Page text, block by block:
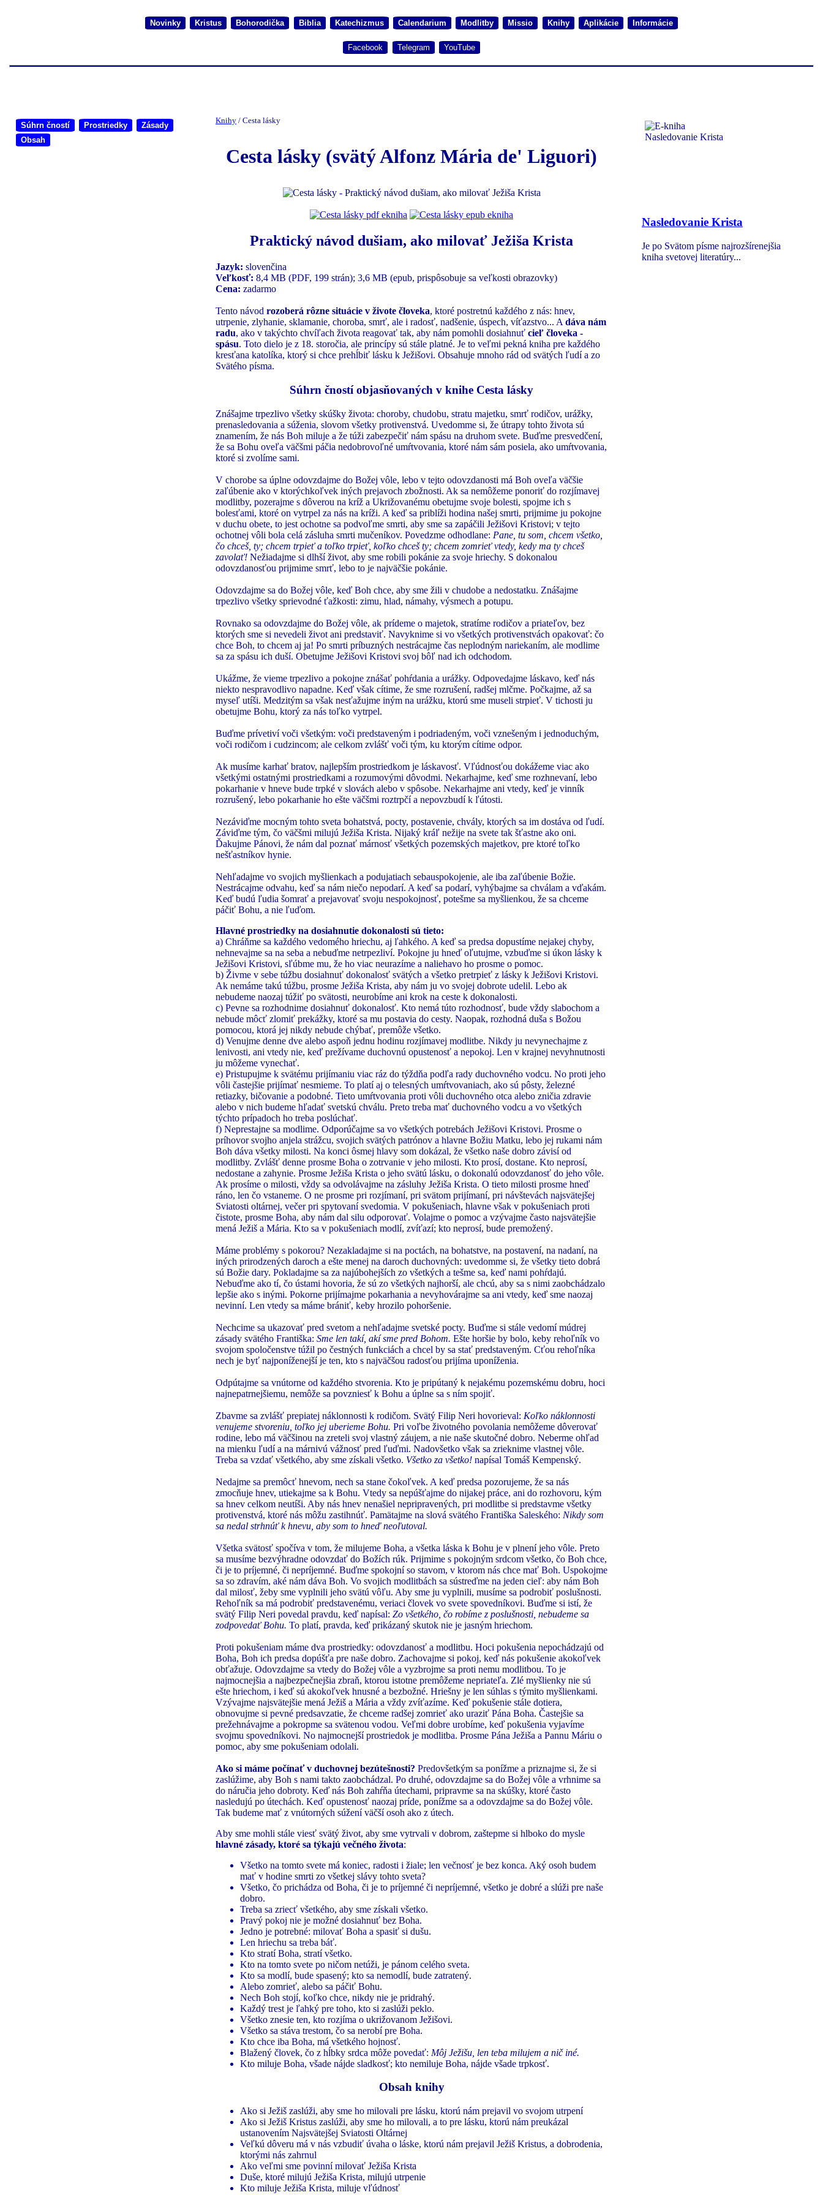
Novinky Kristus Bohorodička Biblia Katechizmus Calendarium Modlitby Missio Knihy Aplikácie Informácie
Facebook Telegram YouTube
Súhrn čností Prostriedky
Zásady
Obsah
Knihy / Cesta lásky
Cesta lásky (svätý Alfonz Mária de' Liguori)
Praktický návod dušiam, ako milovať Ježiša Krista
Jazyk: slovenčina
Veľkosť: 8,4 MB (PDF, 199 strán); 3,6 MB (epub, prispôsobuje sa veľkosti obrazovky)
Cena: zadarmo
Tento návod rozoberá rôzne situácie v živote človeka, ktoré postretnú každého z nás: hnev,
utrpenie, zlyhanie, sklamanie, choroba, smrť, ale i radosť, nadšenie, úspech, víťazstvo... A dáva nám
radu, ako v takýchto chvíľach života reagovať tak, aby nám pomohli dosiahnuť cieľ človeka -
spásu. Toto dielo je z 18. storočia, ale princípy sú stále platné. Je to veľmi pekná kniha pre každého
kresťana katolíka, ktorý si chce prehĺbiť lásku k Ježišovi. Obsahuje mnoho rád od svätých ľudí a zo
Svätého písma.
Súhrn čností objasňovaných v knihe Cesta lásky
Znášajme trpezlivo všetky skúšky života: choroby, chudobu, stratu majetku, smrť rodičov, urážky,
prenasledovania a súženia, slovom všetky protivenstvá. Uvedomme si, že útrapy tohto života sú
znamením, že nás Boh miluje a že túži zabezpečiť nám spásu na druhom svete. Buďme presvedčení,
že sa Bohu oveľa väčšmi páčia nedobrovoľné umŕtvovania, ktoré nám sám posiela, ako umŕtvovania,
ktoré si zvolíme sami.
V chorobe sa úplne odovzdajme do Božej vôle, lebo v tejto odovzdanosti má Boh oveľa väčšie
zaľúbenie ako v ktorýchkoľvek iných prejavoch zbožnosti. Ak sa nemôžeme ponoriť do rozjímavej
modlitby, pozerajme s dôverou na kríž a Ukrižovanému obetujme svoje bolesti, spojme ich s
bolesťami, ktoré on vytrpel za nás na kríži. A keď sa priblíži hodina našej smrti, prijmime ju pokojne
v duchu obete, to jest ochotne sa podvoľme smrti, aby sme sa zapáčili Ježišovi Kristovi; v tejto
ochotnej vôli bola celá zásluha smrti mučeníkov. Povedzme odhodlane: Pane, tu som, chcem všetko,
čo chceš, ty; chcem trpieť a toľko trpieť, koľko chceš ty; chcem zomrieť vtedy, kedy ma ty chceš
zavolať! Nežiadajme si dlhší život, aby sme robili pokánie za svoje hriechy. S dokonalou
odovzdanosťou prijmime smrť, lebo to je najväčšie pokánie.
Odovzdajme sa do Božej vôle, keď Boh chce, aby sme žili v chudobe a nedostatku. Znášajme
trpezlivo všetky sprievodné ťažkosti: zimu, hlad, námahy, výsmech a potupu.
Rovnako sa odovzdajme do Božej vôle, ak prídeme o majetok, stratíme rodičov a priateľov, bez
ktorých sme si nevedeli život ani predstaviť. Navyknime si vo všetkých protivenstvách opakovať: čo
chce Boh, to chcem aj ja! Po smrti príbuzných nestrácajme čas neplodným nariekaním, ale modlime
sa za spásu ich duší. Obetujme Ježišovi Kristovi svoj bôľ nad ich odchodom.
Ukážme, že vieme trpezlivo a pokojne znášať pohŕdania a urážky. Odpovedajme láskavo, keď nás
niekto nespravodlivo napadne. Keď však cítime, že sme rozrušení, radšej mlčme. Počkajme, až sa
myseľ utíši. Medzitým sa však nesťažujme iným na urážku, ktorú sme museli strpieť. V tichosti ju
obetujme Bohu, ktorý za nás toľko vytrpel.
Buďme prívetiví voči všetkým: voči predstaveným i podriadeným, voči vznešeným i jednoduchým,
voči rodičom i cudzincom; ale celkom zvlášť voči tým, ku ktorým cítime odpor.
Ak musíme karhať bratov, najlepším prostriedkom je láskavosť. Vľúdnosťou dokážeme viac ako
všetkými ostatnými prostriedkami a rozumovými dôvodmi. Nekarhajme, keď sme rozhnevaní, lebo
pokarhanie v hneve bude trpké v slovách alebo v spôsobe. Nekarhajme ani vtedy, keď je vinník
rozrušený, lebo pokarhanie ho ešte väčšmi roztrpčí a nepovzbudí k ľútosti.
Nezáviďme mocným tohto sveta bohatstvá, pocty, postavenie, chvály, ktorých sa im dostáva od ľudí.
Záviďme tým, čo väčšmi milujú Ježiša Krista. Nijaký kráľ nežije na svete tak šťastne ako oni.
Ďakujme Pánovi, že nám dal poznať márnosť všetkých pozemských majetkov, pre ktoré toľko
nešťastníkov hynie.
Nehľadajme vo svojich myšlienkach a podujatiach sebauspokojenie, ale iba zaľúbenie Božie.
Nestrácajme odvahu, keď sa nám niečo nepodarí. A keď sa podarí, vyhýbajme sa chválam a vďakám.
Keď budú ľudia šomrať a prejavovať svoju nespokojnosť, potešme sa myšlienkou, že sa chceme
páčiť Bohu, a nie ľuďom.
Hlavné prostriedky na dosiahnutie dokonalosti sú tieto:
a) Chráňme sa každého vedomého hriechu, aj ľahkého. A keď sa predsa dopustíme nejakej chyby,
nehnevajme sa na seba a nebuďme netrpezliví. Pokojne ju hneď oľutujme, vzbuďme si úkon lásky k
Ježišovi Kristovi, sľúbme mu, že ho viac neurazíme a naliehavo ho prosme o pomoc.
b) Živme v sebe túžbu dosiahnuť dokonalosť svätých a všetko pretrpieť z lásky k Ježišovi Kristovi.
Ak nemáme takú túžbu, prosme Ježiša Krista, aby nám ju vo svojej dobrote udelil. Lebo ak
nebudeme naozaj túžiť po svätosti, neurobíme ani krok na ceste k dokonalosti.
c) Pevne sa rozhodnime dosiahnuť dokonalosť. Kto nemá túto rozhodnosť, bude vždy slabochom a
nebude môcť zlomiť prekážky, ktoré sa mu postavia do cesty. Naopak, rozhodná duša s Božou
pomocou, ktorá jej nikdy nebude chýbať, premôže všetko.
d) Venujme denne dve alebo aspoň jednu hodinu rozjímavej modlitbe. Nikdy ju nevynechajme z
lenivosti, ani vtedy nie, keď prežívame duchovnú opustenosť a nepokoj. Len v krajnej nevyhnutnosti
ju môžeme vynechať.
e) Pristupujme k svätému prijímaniu viac ráz do týždňa podľa rady duchovného vodcu. No proti jeho
vôli častejšie prijímať nesmieme. To platí aj o telesných umŕtvovaniach, ako sú pôsty, železné
retiazky, bičovanie a podobné. Tieto umŕtvovania proti vôli duchovného otca alebo zničia zdravie
alebo v nich budeme hľadať svetskú chválu. Preto treba mať duchovného vodcu a vo všetkých
týchto prípadoch ho treba poslúchať.
f) Neprestajne sa modlime. Odporúčajme sa vo všetkých potrebách Ježišovi Kristovi. Prosme o
príhovor svojho anjela strážcu, svojich svätých patrónov a hlavne Božiu Matku, lebo jej rukami nám
Boh dáva všetky milosti. Na konci ôsmej hlavy som dokázal, že všetko naše dobro závisí od
modlitby. Zvlášť denne prosme Boha o zotrvanie v jeho milosti. Kto prosí, dostane. Kto neprosí,
nedostane a zahynie. Prosme Ježiša Krista o jeho svätú lásku, o dokonalú odovzdanosť do jeho vôle.
Ak prosíme o milosti, vždy sa odvolávajme na zásluhy Ježiša Krista. O tieto milosti prosme hneď
ráno, len čo vstaneme. O ne prosme pri rozjímaní, pri svätom prijímaní, pri návštevách najsvätejšej
Sviatosti oltárnej, večer pri spytovaní svedomia. V pokušeniach, hlavne však v pokušeniach proti
čistote, prosme Boha, aby nám dal silu odporovať. Volajme o pomoc a vzývajme často najsvätejšie
mená Ježiš a Mária. Kto sa v pokušeniach modlí, zvíťazí; kto neprosí, bude premožený.
Máme problémy s pokorou? Nezakladajme si na poctách, na bohatstve, na postavení, na nadaní, na
iných prirodzených daroch a ešte menej na daroch duchovných: uvedomme si, že všetky tieto dobrá
sú Božie dary. Pokladajme sa za najúbohejších zo všetkých a tešme sa, keď nami pohŕdajú.
Nebuďme ako tí, čo ústami hovoria, že sú zo všetkých najhorší, ale chcú, aby sa s nimi zaobchádzalo
lepšie ako s inými. Pokorne prijímajme pokarhania a nevyhovárajme sa ani vtedy, keď sme naozaj
nevinní. Len vtedy sa máme brániť, keby hrozilo pohoršenie.
Nechcime sa ukazovať pred svetom a nehľadajme svetské pocty. Buďme si stále vedomí múdrej
zásady svätého Františka: Sme len takí, akí sme pred Bohom. Ešte horšie by bolo, keby rehoľník vo
svojom spoločenstve túžil po čestných funkciách a chcel by sa stať predstaveným. Cťou rehoľníka
nech je byť najponíženejší je ten, kto s najväčšou radosťou prijíma uponíženia.
Odpútajme sa vnútorne od každého stvorenia. Kto je pripútaný k nejakému pozemskému dobru, hoci
najnepatrnejšiemu, nemôže sa povzniesť k Bohu a úplne sa s ním spojiť.
Zbavme sa zvlášť prepiatej náklonnosti k rodičom. Svätý Filip Neri hovorieval: Koľko náklonnosti
venujeme stvoreniu, toľko jej uberieme Bohu. Pri voľbe životného povolania nemôžeme dôverovať
rodine, lebo má väčšinou na zreteli svoj vlastný záujem, a nie naše skutočné dobro. Neberme ohľad
na mienku ľudí a na márnivú vážnosť pred ľuďmi. Nadovšetko však sa zrieknime vlastnej vôle.
Treba sa vzdať všetkého, aby sme získali všetko. Všetko za všetko! napísal Tomáš Kempenský.
Nedajme sa premôcť hnevom, nech sa stane čokoľvek. A keď predsa pozorujeme, že sa nás
zmocňuje hnev, utiekajme sa k Bohu. Vtedy sa nepúšťajme do nijakej práce, ani do rozhovoru, kým
sa hnev celkom neutíši. Aby nás hnev nenašiel nepripravených, pri modlitbe si predstavme všetky
protivenstvá, ktoré nás môžu zastihnúť. Pamätajme na slová svätého Františka Saleského: Nikdy som
sa nedal strhnúť k hnevu, aby som to hneď neoľutoval.
Všetka svätosť spočíva v tom, že milujeme Boha, a všetka láska k Bohu je v plnení jeho vôle. Preto
sa musíme bezvýhradne odovzdať do Božích rúk. Prijmime s pokojným srdcom všetko, čo Boh chce,
či je to príjemné, či nepríjemné. Buďme spokojní so stavom, v ktorom nás chce mať Boh. Uspokojme
sa so zdravím, aké nám dáva Boh. Vo svojich modlitbách sa sústreďme na jeden cieľ: aby nám Boh
dal milosť, žeby sme vyplnili jeho svätú vôľu. Aby sme ju vyplnili, musíme sa podrobiť poslušnosti.
Rehoľník sa má podrobiť predstavenému, veriaci človek vo svete spovedníkovi. Buďme si istí, že
svätý Filip Neri povedal pravdu, keď napísal: Zo všetkého, čo robíme z poslušnosti, nebudeme sa
zodpovedať Bohu. To platí, pravda, keď prikázaný skutok nie je jasným hriechom.
Proti pokušeniam máme dva prostriedky: odovzdanosť a modlitbu. Hoci pokušenia nepochádzajú od
Boha, Boh ich predsa dopúšťa pre naše dobro. Zachovajme si pokoj, keď nás pokušenie akokoľvek
obťažuje. Odovzdajme sa vtedy do Božej vôle a vyzbrojme sa proti nemu modlitbou. To je
najmocnejšia a najbezpečnejšia zbraň, ktorou istotne premôžeme nepriateľa. Zlé myšlienky nie sú
ešte hriechom, i keď sú akokoľvek hnusné a bezbožné. Hriešny je len súhlas s týmito myšlienkami.
Vzývajme najsvätejšie mená Ježiš a Mária a vždy zvíťazíme. Keď pokušenie stále dotiera,
obnovujme si pevné predsavzatie, že chceme radšej zomrieť ako uraziť Pána Boha. Častejšie sa
prežehnávajme a pokropme sa svätenou vodou. Veľmi dobre urobíme, keď pokušenia vyjavíme
svojmu spovedníkovi. No najmocnejší prostriedok je modlitba. Prosme Pána Ježiša a Pannu Máriu o
pomoc, aby sme pokušeniam odolali.
Ako si máme počínať v duchovnej bezútešnosti? Predovšetkým sa ponížme a priznajme si, že si
zaslúžime, aby Boh s nami takto zaobchádzal. Po druhé, odovzdajme sa do Božej vôle a vrhnime sa
do náručia jeho dobroty. Keď nás Boh zahŕňa útechami, pripravme sa na skúšky, ktoré často
nasledujú po útechách. Keď opustenosť naozaj príde, ponížme sa a odovzdajme sa do Božej vôle.
Tak budeme mať z vnútorných súžení väčší osoh ako z útech.
Aby sme mohli stále viesť svätý život, aby sme vytrvali v dobrom, zaštepme si hlboko do mysle
hlavné zásady, ktoré sa týkajú večného života:
Všetko na tomto svete má koniec, radosti i žiale; len večnosť je bez konca. Aký osoh budem
mať v hodine smrti zo všetkej slávy tohto sveta?
Všetko, čo prichádza od Boha, či je to príjemné či nepríjemné, všetko je dobré a slúži pre naše
dobro.
Treba sa zriecť všetkého, aby sme získali všetko.
Pravý pokoj nie je možné dosiahnuť bez Boha.
Jedno je potrebné: milovať Boha a spasiť si dušu.
Len hriechu sa treba báť.
Kto stratí Boha, stratí všetko.
Kto na tomto svete po ničom netúži, je pánom celého sveta.
Kto sa modlí, bude spasený; kto sa nemodlí, bude zatratený.
Alebo zomrieť, alebo sa páčiť Bohu.
Nech Boh stojí, koľko chce, nikdy nie je pridrahý.
Každý trest je ľahký pre toho, kto si zaslúži peklo.
Všetko znesie ten, kto rozjíma o ukrižovanom Ježišovi.
Všetko sa stáva trestom, čo sa nerobí pre Boha.
Kto chce iba Boha, má všetkého hojnosť.
Blažený človek, čo z hĺbky srdca môže povedať: Môj Ježišu, len teba milujem a nič iné.
Kto miluje Boha, všade nájde sladkosť; kto nemiluje Boha, nájde všade trpkosť.
Obsah knihy
Ako si Ježiš zaslúži, aby sme ho milovali pre lásku, ktorú nám prejavil vo svojom utrpení
Ako si Ježiš Kristus zaslúži, aby sme ho milovali, a to pre lásku, ktorú nám preukázal
ustanovením Najsvätejšej Sviatosti Oltárnej
Veľkú dôveru má v nás vzbudiť úvaha o láske, ktorú nám prejavil Ježiš Kristus, a dobrodenia,
ktorými nás zahrnul
Ako veľmi sme povinní milovať Ježiša Krista
Duše, ktoré milujú Ježiša Krista, milujú utrpenie
Kto miluje Ježiša Krista, miluje vľúdnosť
Nasledovanie Krista
Je po Svätom písme najrozšírenejšia
kniha svetovej literatúry...